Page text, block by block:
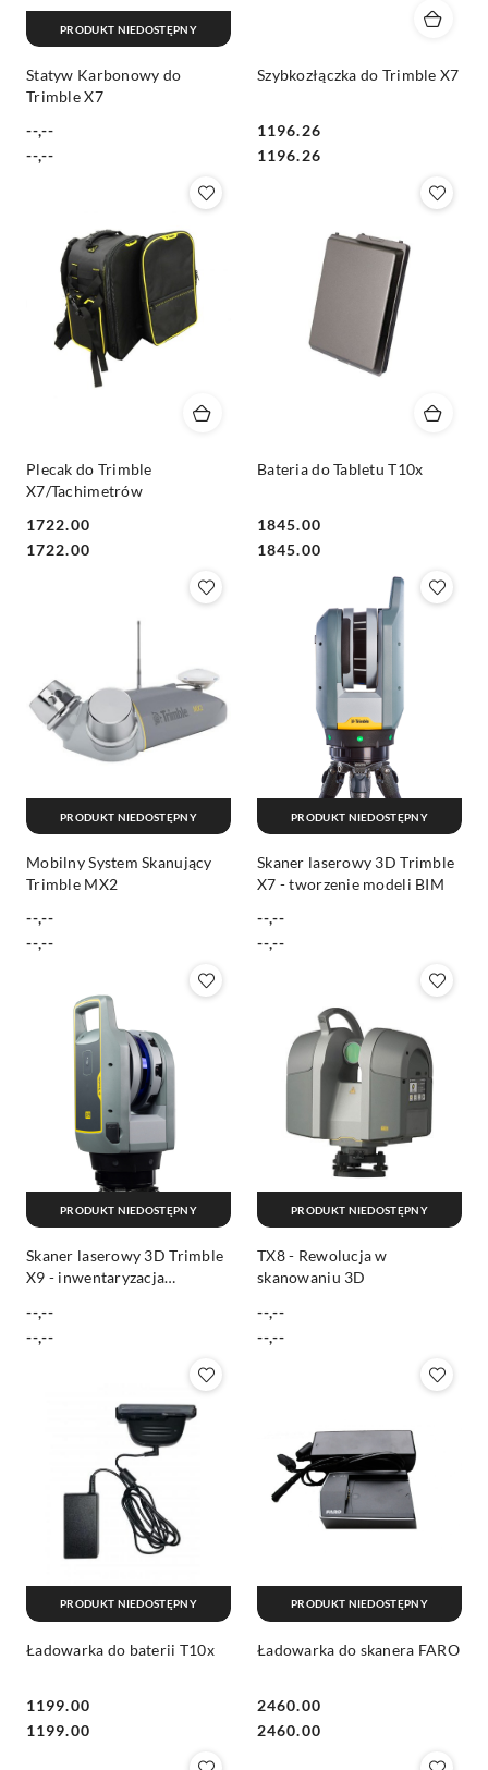
Statyw Karbonowy do
Trimble X7
Cena:
--,--
Cena:
--,--
PRODUKT NIEDOSTĘPNY
Szybkozłączka do Trimble X7
Cena:
1196.26
Cena:
1196.26
Plecak do Trimble
X7/Tachimetrów
Cena:
1722.00
Cena:
1722.00
Bateria do Tabletu T10x
Cena:
1845.00
Cena:
1845.00
Mobilny System Skanujący
Trimble MX2
Cena:
--,--
Cena:
--,--
PRODUKT NIEDOSTĘPNY
Skaner laserowy 3D Trimble
X7 - tworzenie modeli BIM
Cena:
--,--
Cena:
--,--
PRODUKT NIEDOSTĘPNY
Skaner laserowy 3D Trimble
X9 - inwentaryzacja
pomieszczeń
Cena:
--,--
Cena:
--,--
PRODUKT NIEDOSTĘPNY
TX8 - Rewolucja w
skanowaniu 3D
Cena:
--,--
Cena:
--,--
PRODUKT NIEDOSTĘPNY
Ładowarka do baterii T10x
Cena:
1199.00
Cena:
1199.00
PRODUKT NIEDOSTĘPNY
Ładowarka do skanera FARO
Cena:
2460.00
Cena:
2460.00
PRODUKT NIEDOSTĘPNY